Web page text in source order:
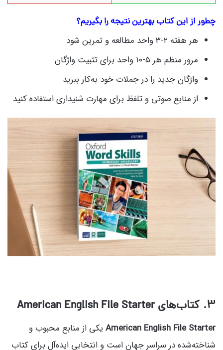
چطور از این کتاب بهترین نتیجه را بگیریم؟
هر هفته ۲‑۳ واحد مطالعه و تمرین شود
مرور منظم هر ۵‑۱۰ واحد برای تثبیت واژگان
واژگان جدید را در جملات خود به‌کار ببرید
از منابع صوتی و تلفظ برای مهارت شنیداری استفاده کنید
۳. کتاب‌های American English File Starter
American English File Starter یکی از منابع محبوب و
شناخته‌شده در سراسر جهان است و انتخابی ایده‌آل برای کتاب